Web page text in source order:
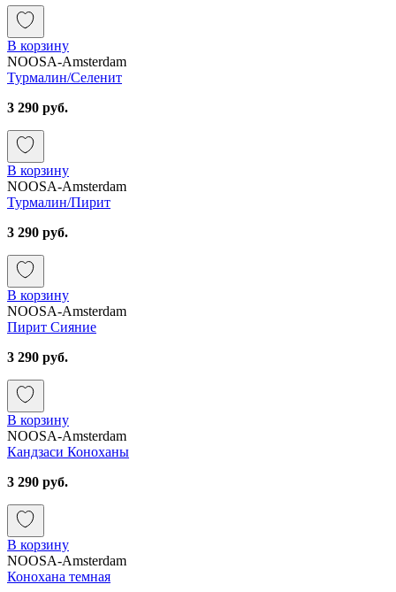
В корзину
NOOSA-Amsterdam
Турмалин/Селенит
3 290 руб.
В корзину
NOOSA-Amsterdam
Турмалин/Пирит
3 290 руб.
В корзину
NOOSA-Amsterdam
Пирит Сияние
3 290 руб.
В корзину
NOOSA-Amsterdam
Кандзаси Коноханы
3 290 руб.
В корзину
NOOSA-Amsterdam
Конохана темная